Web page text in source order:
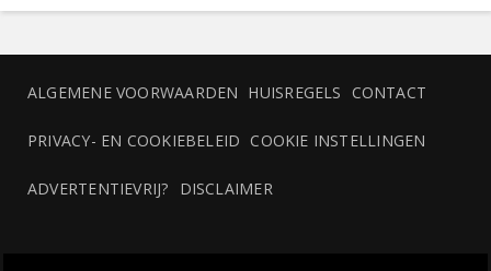
ALGEMENE VOORWAARDEN HUISREGELS CONTACT
PRIVACY- EN COOKIEBELEID COOKIE INSTELLINGEN
ADVERTENTIEVRIJ? DISCLAIMER